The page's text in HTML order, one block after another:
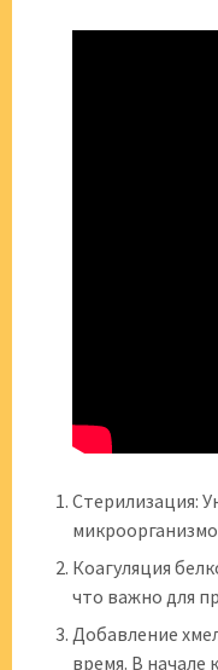
Стерилизация:
Коагуляция
что важно для
Добавление
время. В начале